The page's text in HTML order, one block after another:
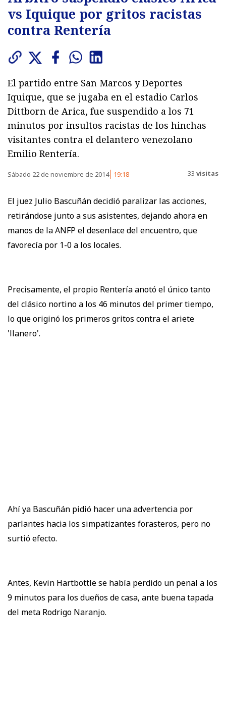
vs Iquique por gritos racistas
contra Rentería
El partido entre San Marcos y Deportes
Iquique, que se jugaba en el estadio Carlos
Dittborn de Arica, fue suspendido a los 71
minutos por insultos racistas de los hinchas
visitantes contra el delantero venezolano
Emilio Rentería.
Sábado 22 de noviembre de 2014 19:18 33 visitas
El juez Julio Bascuñán decidió paralizar las acciones,
retirándose junto a sus asistentes, dejando ahora en
manos de la ANFP el desenlace del encuentro, que
favorecía por 1-0 a los locales.
Precisamente, el propio Rentería anotó el único tanto
del clásico nortino a los 46 minutos del primer tiempo,
lo que originó los primeros gritos contra el ariete
'llanero'.
Ahí ya Bascuñán pidió hacer una advertencia por
parlantes hacia los simpatizantes forasteros, pero no
surtió efecto.
Antes, Kevin Hartbottle se había perdido un penal a los
9 minutos para los dueños de casa, ante buena tapada
del meta Rodrigo Naranjo.